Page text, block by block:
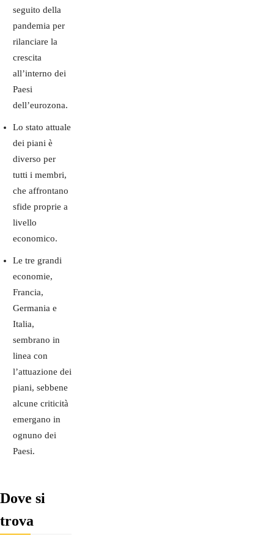
seguito della
pandemia per
rilanciare la
crescita
all’interno dei
Paesi
dell’eurozona.
Lo stato attuale
dei piani è
diverso per
tutti i membri,
che affrontano
sfide proprie a
livello
economico.
Le tre grandi
economie,
Francia,
Germania e
Italia,
sembrano in
linea con
l’attuazione dei
piani, sebbene
alcune criticità
emergano in
ognuno dei
Paesi.
Dove si
trova